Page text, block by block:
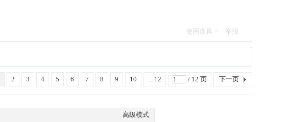
使用道具 举报
2 3 4 5 6 7 8 9 10 ... 12 / 12 页 下一页
高级模式